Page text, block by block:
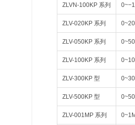
ZLVN-100KP 系列
ZLV-020KP 系列
ZLV-050KP 系列
ZLV-100KP 系列
ZLV-300KP 型
ZLV-500KP 型
ZLV-001MP 系列